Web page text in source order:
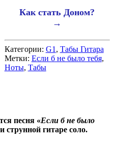
Как стать Доном?
→
Категории: G1 , Табы Гитара
Метки: Если б не было тебя,
Ноты, Табы
песня «Если б не было
струнной гитаре соло.